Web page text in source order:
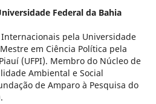
Federal da Bahia
pela Universidade
em Ciência Política pela
(UFPI). Membro do Núcleo de
Ambiental e Social
de Amparo à Pesquisa do